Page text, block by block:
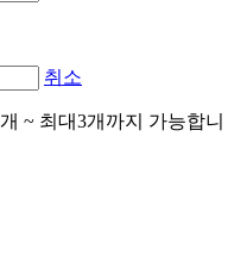
취소
~ 최대3개까지 가능합니